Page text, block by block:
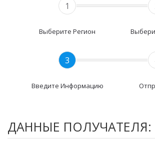
1
Выберите Регион
3
Введите Информацию
ДАННЫЕ ПОЛУЧАТЕЛЯ: